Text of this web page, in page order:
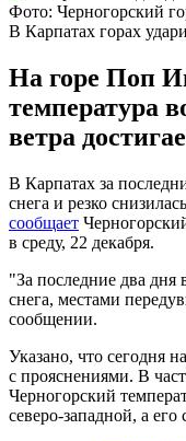
Фото: Черногорский
В Карпатах горах
На горе Поп
температура
ветра
В Карпатах за
снега и резко
сообщает
в среду, 22 декабря.
"За последние два дня
снега, местами
сообщении.
Указано, что сегодня
с прояснениями. В
Черногорский
северо-западной, а его